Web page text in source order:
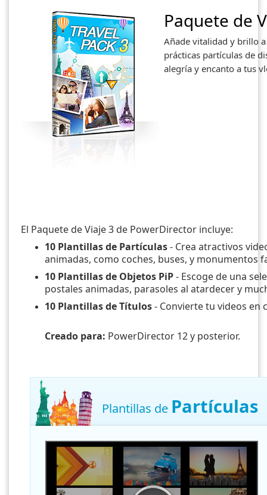
Paquete de
Añade vitalidad y brillo
prácticas partículas de
alegría y encanto a tus
El Paquete de Viaje 3 de PowerDirector incluye:
10 Plantillas de Partículas- Crea atractivos
animadas, como coches, buses, y monumentos
10 Plantillas de Objetos PiP- Escoge de una
postales animadas, parasoles al atardecer y
10 Plantillas de Títulos- Convierte tu videos en
Creado para: PowerDirector 12 y posterior.
Plantillas de Partículas